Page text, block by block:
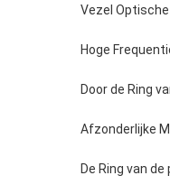
Vezel
Hoge
Door de Ring
Afzonderlijke
De Ring van